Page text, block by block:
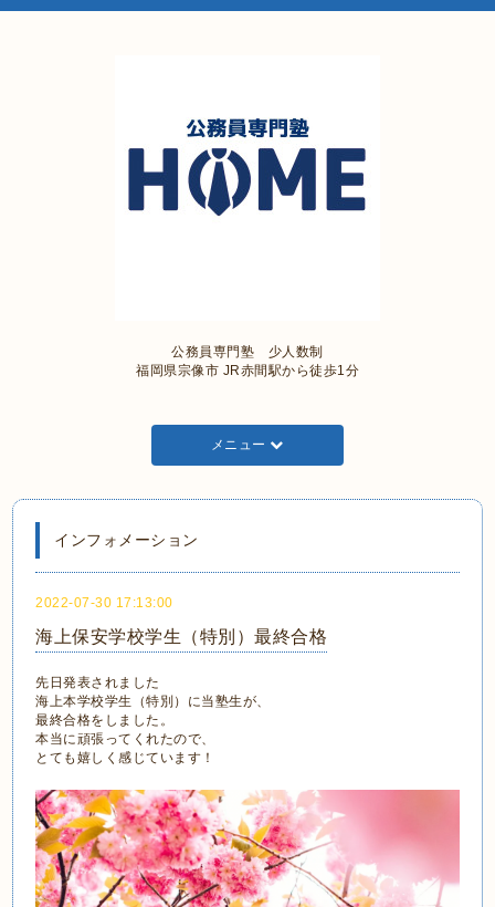
公務員専門塾 少人数制
福岡県宗像市 JR赤間駅から徒歩1分
メニュー
インフォメーション
2022-07-30 17:13:00
海上保安学校学生（特別）最終合格
先日発表されました
海上本学校学生（特別）に当塾生が、
最終合格をしました。
本当に頑張ってくれたので、
とても嬉しく感じています！